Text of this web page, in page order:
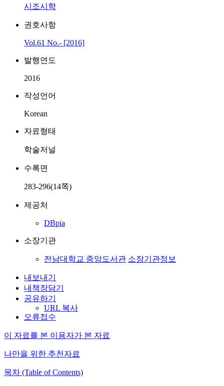
시조시학
권호사항
Vol.61 No.- [2016]
발행연도
2016
작성언어
Korean
자료형태
학술저널
수록면
283-296(14쪽)
제공처
DBpia
소장기관
전남대학교 중앙도서관 소장기관정보
내보내기
내책장담기
공유하기
URL 복사
오류접수
이 자료를 본 이용자가 본 자료
나만을 위한 추천자료
목차 (Table of Contents)